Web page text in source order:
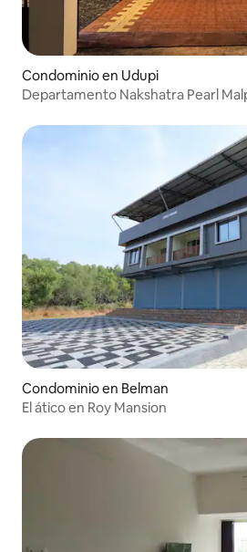
Condominio en Udupi
Departamento Nakshatra Pearl
Condominio en Belman
El ático en Roy Mansion